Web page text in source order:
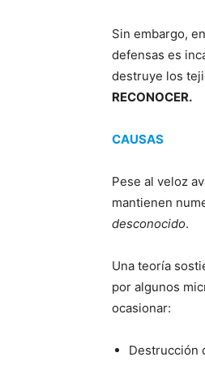
Sin embargo,
defensas es
destruye los
RECONOCER.
CAUSAS
Pese al veloz
mantienen
desconocido.
Una teoría
por algunos
ocasionar:
Destrucción